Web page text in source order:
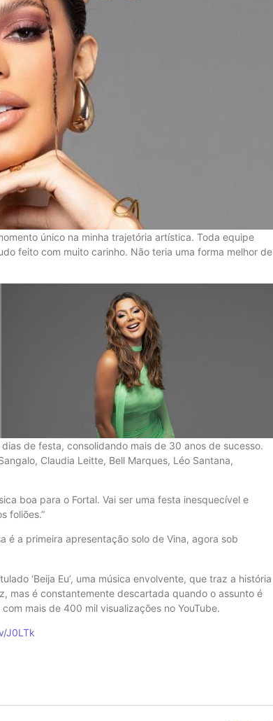
único na minha trajetória artística. Toda equipe
feito com muito carinho. Não teria uma forma melhor de
de festa, consolidando mais de 30 anos de sucesso.
Claudia Leitte, Bell Marques, Léo Santana,
boa para o Fortal. Vai ser uma festa inesquecível e
foliões.”
é a primeira apresentação solo de Vina, agora sob
‘Beija Eu’, uma música envolvente, que traz a história
mas é constantemente descartada quando o assunto é
mais de 400 mil visualizações no YouTube.
J0LTk